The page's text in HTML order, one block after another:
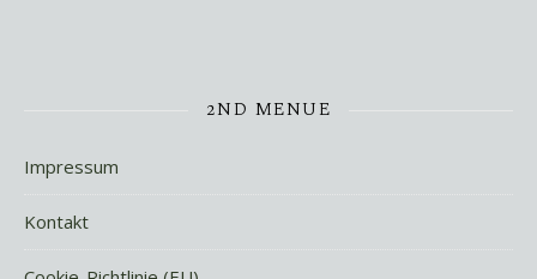
2ND MENUE
Impressum
Kontakt